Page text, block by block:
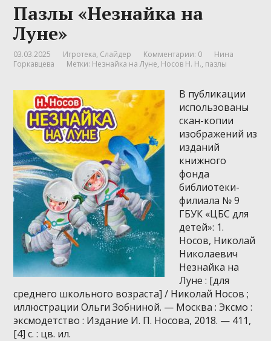
Пазлы «Незнайка на
Луне»
03.03.2025 Игротека, Слайдер Комментарии: 0
Нина
Горкавцева
Метки: Незнайка на Луне, Носов Н. Н., пазлы
В публикации
использованы
скан-копии
изображений из
изданий
книжного
фонда
библиотеки-
филиала № 9
ГБУК «ЦБС для
детей»: 1.
Носов, Николай
Николаевич
Незнайка на
Луне : [для
среднего школьного возраста] / Николай Носов ;
иллюстрации Ольги Зобниной. — Москва : Эксмо :
эксмодетство : Издание И. П. Носова, 2018. — 411,
[4] с. : цв. ил.